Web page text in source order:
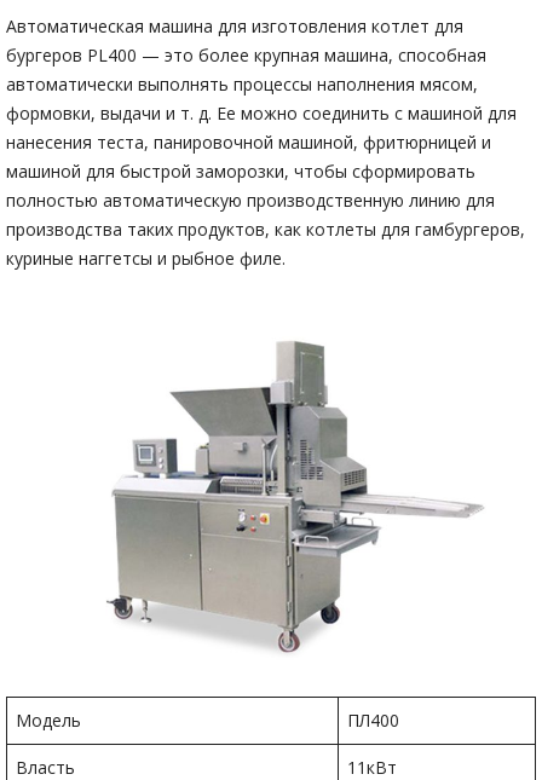
Автоматическая машина для изготовления котлет для
бургеров PL400 — это более крупная машина, способная
автоматически выполнять процессы наполнения мясом,
формовки, выдачи и т. д. Ее можно соединить с машиной для
нанесения теста, панировочной машиной, фритюрницей и
машиной для быстрой заморозки, чтобы сформировать
полностью автоматическую производственную линию для
производства таких продуктов, как котлеты для гамбургеров,
куриные наггетсы и рыбное филе.
Модель ПЛ400
Власть 11кВт